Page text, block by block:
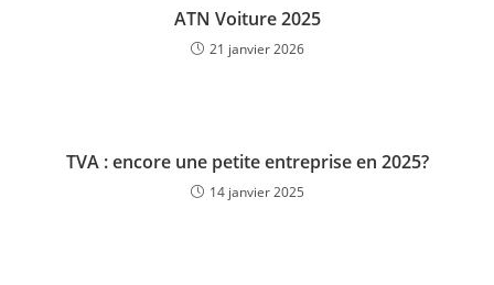
ATN Voiture 2025
21 janvier 2026
TVA : encore une petite entreprise en 2025?
14 janvier 2025